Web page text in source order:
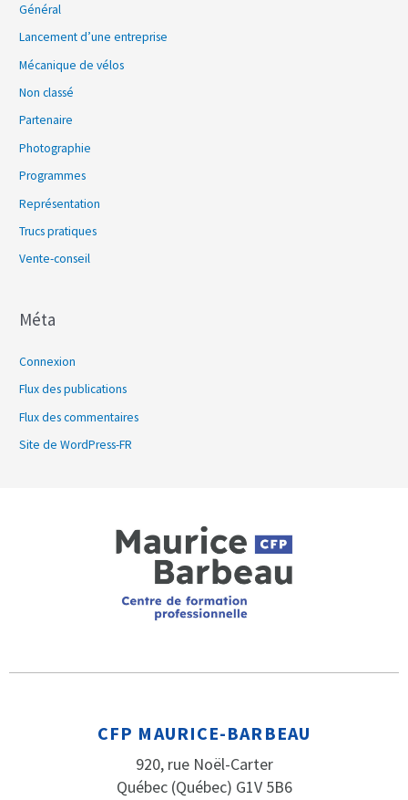
Général
Lancement d’une entreprise
Mécanique de vélos
Non classé
Partenaire
Photographie
Programmes
Représentation
Trucs pratiques
Vente-conseil
Méta
Connexion
Flux des publications
Flux des commentaires
Site de WordPress-FR
CFP MAURICE-BARBEAU
920, rue Noël-Carter
Québec (Québec) G1V 5B6